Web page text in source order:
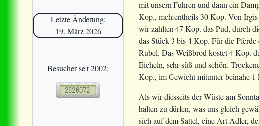
Letzte Änderung:
19. März 2026
Besucher seit 2002:
mit unsern Fuhren und dann ein
Kop., mehrentheils 30 Kop. Von
wir zahlten 47 Kop. das Pud, durch
das Stück 3 bis 4 Kop. Für die
Rubel. Das Weißbrod kostet 4 Kop.
Eicheln, sehr süß und schön.
Kop., im Gewicht mitunter beinahe 1
Als wir diesseits der Wüste am
halten zu dürfen, was uns gleich
sich auf dem Sattel, eine Art Adler,